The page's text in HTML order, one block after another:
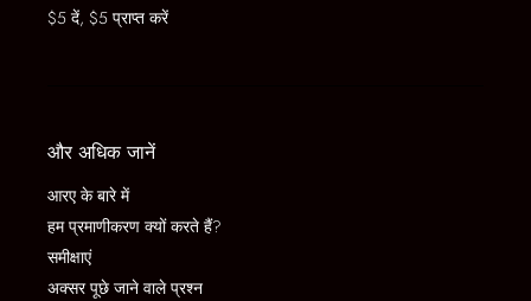
$5 दें, $5 प्राप्त करें
और अधिक जानें
आरए के बारे में
हम प्रमाणीकरण क्यों करते हैं?
समीक्षाएं
अक्सर पूछे जाने वाले प्रश्न